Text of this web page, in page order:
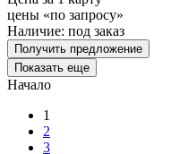
цены «по запросу»
Наличие: под заказ
Получить предложение
Показать еще
Начало
1
2
3